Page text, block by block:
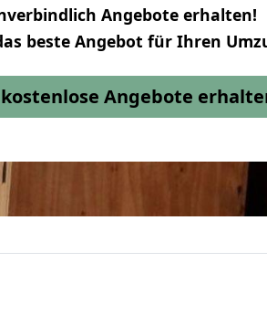
Angebote erhalten!
beste Angebot für Ihren
Angebote